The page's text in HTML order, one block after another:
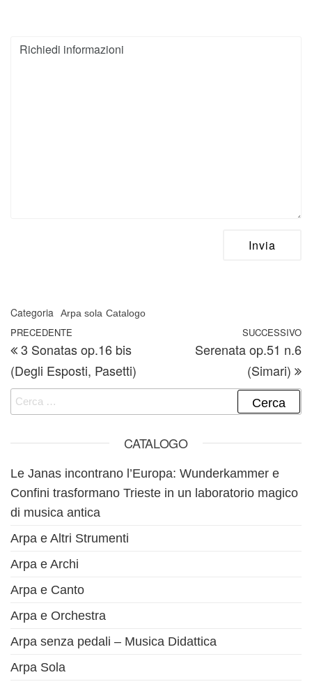
Categoria Arpa sola Catalogo
Navigazione articoli
Articolo precedente
PRECEDENTE
3 Sonatas op.16 bis
(Degli Esposti, Pasetti)
SUCCESSIVO
Serenata op.51 n.6
(Simari)
Ricerca per:
CATALOGO
Le Janas incontrano l’Europa: Wunderkammer e
Confini trasformano Trieste in un laboratorio magico
di musica antica
Arpa e Altri Strumenti
Arpa e Archi
Arpa e Canto
Arpa e Orchestra
Arpa senza pedali – Musica Didattica
Arpa Sola